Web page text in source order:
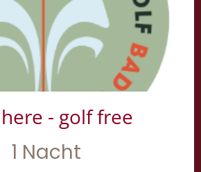
- golf free
1 Nacht